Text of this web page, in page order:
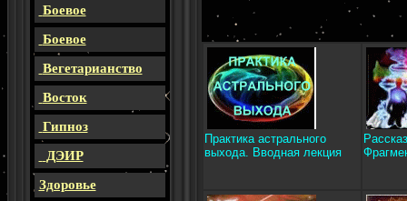
Боевое
Боевое
Вегетарианство
Восток
Гипноз
ДЭИР
Здоровье
Практика астрального
выхода. Вводная лекция